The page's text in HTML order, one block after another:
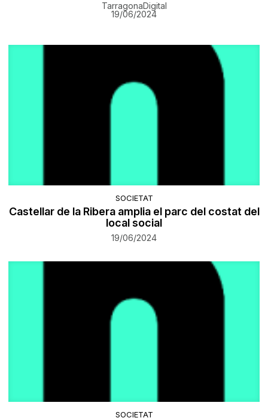
TarragonaDigital
19/06/2024
SOCIETAT
Castellar de la Ribera amplia el parc del costat del
local social
19/06/2024
SOCIETAT